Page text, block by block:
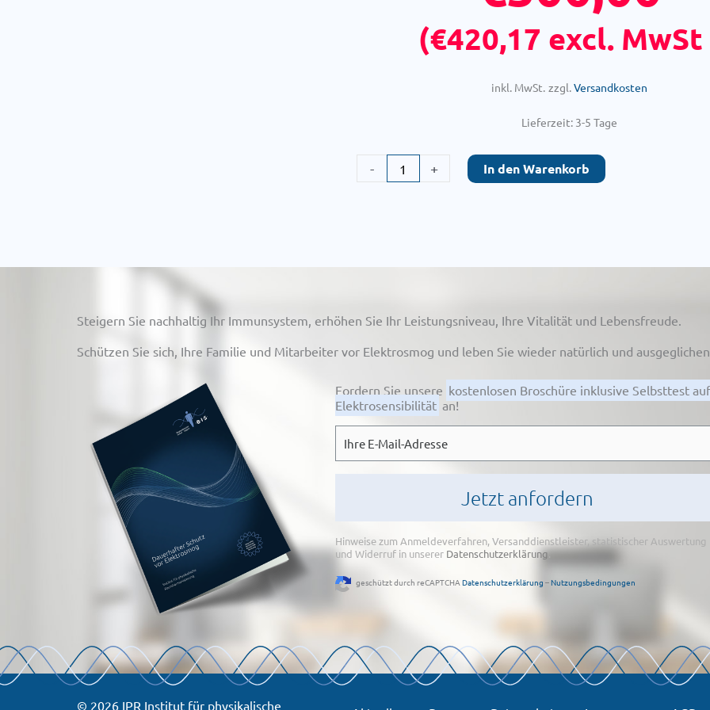
(€420,17 excl. MwSt
inkl. MwSt. zzgl.Versandkosten
Lieferzeit: 3-5 Tage
-
Energieaktivator
+ In den Warenkorb
Steigern Sie nachhaltig Ihr Immunsystem, erhöhen Sie Ihr Leistungsniveau, Ihre Vitalität und Lebensfreude.
Schützen Sie sich, Ihre Familie und Mitarbeiter vor Elektrosmog und leben Sie wieder natürlich und
Fordern Sie unsere kostenlosen Broschüre inklusive Selbsttest auf
Elektrosensibilität an!
Mail *
Hinweise zum Anmeldeverfahren, Versanddienstleister, statistischer Auswertung
und Widerruf in unserer Datenschutzerklärung.
geschützt durch reCAPTCHADatenschutzerklärung –Nutzungsbedingungen
© 2026 IPR Institut für physikalische